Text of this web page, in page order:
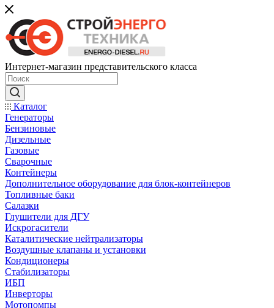
Интернет-магазин представительского класса
Каталог
Генераторы
Бензиновые
Дизельные
Газовые
Сварочные
Контейнеры
Дополнительное оборудование для блок-контейнеров
Топливные баки
Салазки
Глушители для ДГУ
Искрогасители
Каталитические нейтрализаторы
Воздушные клапаны и установки
Кондиционеры
Стабилизаторы
ИБП
Инверторы
Мотопомпы